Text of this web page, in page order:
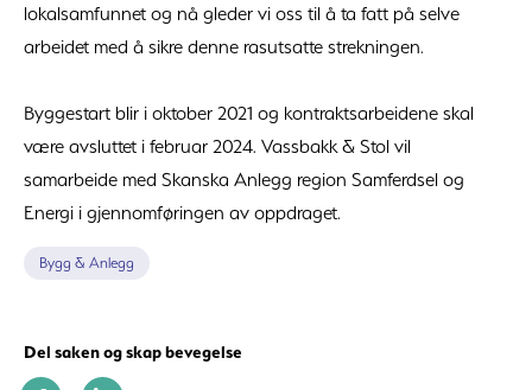
lokalsamfunnet og nå gleder vi oss til å ta fatt på selve
arbeidet med å sikre denne rasutsatte strekningen.
Byggestart blir i oktober 2021 og kontraktsarbeidene skal
være avsluttet i februar 2024. Vassbakk & Stol vil
samarbeide med Skanska Anlegg region Samferdsel og
Energi i gjennomføringen av oppdraget.
Bygg & Anlegg
Del saken og skap bevegelse